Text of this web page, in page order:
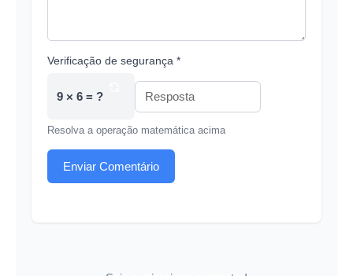
Verificação de segurança *
9 × 6 = ?
Resolva a operação matemática acima
Enviar Comentário